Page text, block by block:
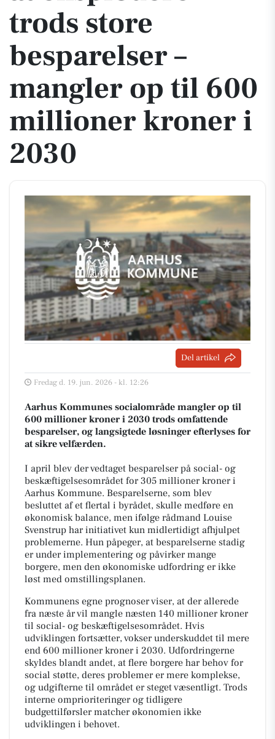
trods store
besparelser –
mangler op til 600
millioner kroner i
2030
Del artikel
Fredag d. 19. jun. 2026 - kl. 12:26
Aarhus Kommunes socialområde mangler op til
600 millioner kroner i 2030 trods omfattende
besparelser, og langsigtede løsninger efterlyses for
at sikre velfærden.
I april blev der vedtaget besparelser på social- og
beskæftigelsesområdet for 305 millioner kroner i
Aarhus Kommune. Besparelserne, som blev
besluttet af et flertal i byrådet, skulle medføre en
økonomisk balance, men ifølge rådmand Louise
Svenstrup har initiativet kun midlertidigt afhjulpet
problemerne. Hun påpeger, at besparelserne stadig
er under implementering og påvirker mange
borgere, men den økonomiske udfordring er ikke
løst med omstillingsplanen.
Kommunens egne prognoser viser, at der allerede
fra næste år vil mangle næsten 140 millioner kroner
til social- og beskæftigelsesområdet. Hvis
udviklingen fortsætter, vokser underskuddet til mere
end 600 millioner kroner i 2030. Udfordringerne
skyldes blandt andet, at flere borgere har behov for
social støtte, deres problemer er mere komplekse,
og udgifterne til området er steget væsentligt. Trods
interne omprioriteringer og tidligere
budgettilførsler matcher økonomien ikke
udviklingen i behovet.